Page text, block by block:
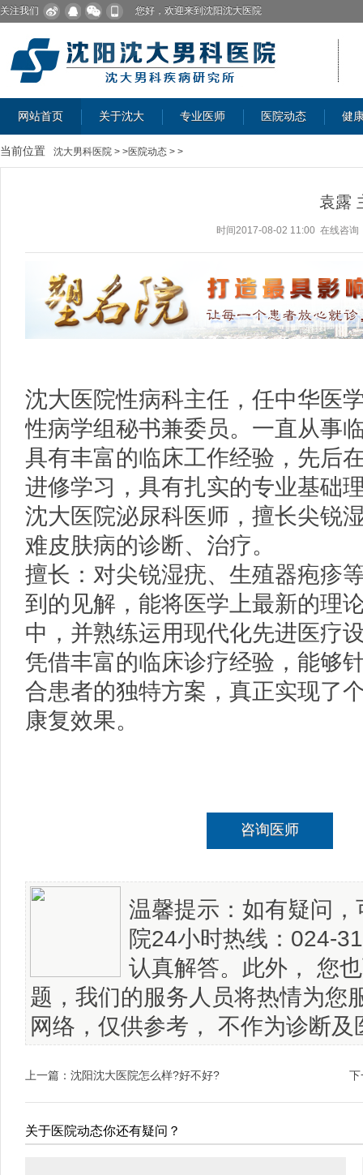
关注我们 您好，欢迎来到沈阳沈大医院
网站首页 关于沈大 专业医师 医院动态 健
当前位置 沈大男科医院 > >医院动态 > >
袁露
时间2017-08-02 11:00 在线咨询
沈大医院性病科主任，任中华医
性病学组秘书兼委员。一直从事
具有丰富的临床工作经验，先后
进修学习，具有扎实的专业基础
沈大医院泌尿科医师，擅长尖锐
难皮肤病的诊断、治疗。
擅长：对尖锐湿疣、生殖器疱疹
到的见解，能将医学上最新的理
中，并熟练运用现代化先进医疗
凭借丰富的临床诊疗经验，能够
合患者的独特方案，真正实现了
康复效果。
咨询医师
温馨提示：如有疑问
院24小时热线：024-
认真解答。此外， 您
题，我们的服务人员将热情为您
网络，仅供参考， 不作为诊断及
上一篇： 沈阳沈大医院怎么样?好不好? 下
关于医院动态你还有疑问？